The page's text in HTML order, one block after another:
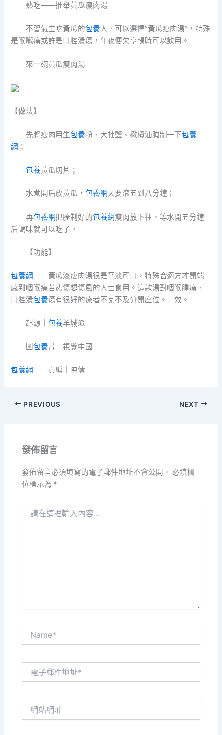
熟吃——推舉黃瓜瘦肉湯
不習氣生吃黃瓜的包養人，可以選擇“黃瓜瘦肉湯”，特殊
是喉嚨痛或許是口腔潰瘍，年夜便欠亨暢時可以飲用。
來一碗黃瓜瘦肉湯
【做法】
先將瘦肉用生包養粉、大批鹽、橄欖油腌制一下包養
網 ；
包養黃瓜切片；
水煮開后放黃瓜，包養網大要滾五到八分鐘；
再包養網把腌制好的包養網瘦肉放下往，等水開五分鐘
后調味就可以吃了。
【功能】
包養網
黃瓜滾瘦肉湯很是平淡可口，特殊合適方才開端
感到咽喉痛苦悲傷想傷風的人士食用。這款湯對咽喉腫痛、
口腔潰包養瘍有很好的療者不克不及分開座位。」效。
起源｜包養羊城派
圖包養片｜視覺中國
包養網 責編｜陳倩
PREVIOUS NEXT
發佈留言
發佈留言必須填寫的電子郵件地址不會公開。 必填欄
位標示為 *